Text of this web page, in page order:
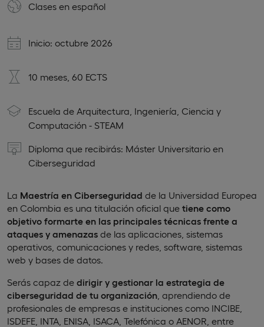
Clases en español
Inicio: octubre 2026
10 meses, 60 ECTS
Escuela de Arquitectura, Ingeniería, Ciencia y
Computación - STEAM
Diploma que recibirás: Máster Universitario en
Ciberseguridad
La Maestría en Ciberseguridad de la Universidad Europea
en Colombia es una titulación oficial que tiene como
objetivo formarte en las principales técnicas frente a
ataques y amenazas de las aplicaciones, sistemas
operativos, comunicaciones y redes, software, sistemas
web y bases de datos.
Serás capaz de dirigir y gestionar la estrategia de
ciberseguridad de tu organización , aprendiendo de
profesionales de empresas e instituciones como INCIBE,
ISDEFE, INTA, ENISA, ISACA, Telefónica o AENOR, entre